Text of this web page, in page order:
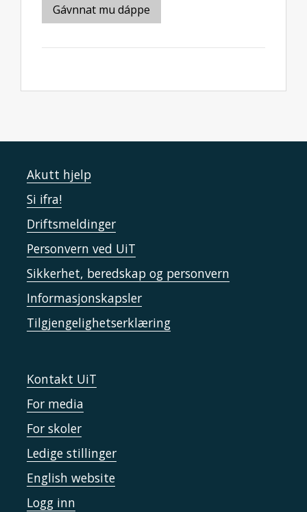
Gávnnat mu dáppe
Akutt hjelp
Si ifra!
Driftsmeldinger
Personvern ved UiT
Sikkerhet, beredskap og personvern
Informasjonskapsler
Tilgjengelighetserklæring
Kontakt UiT
For media
For skoler
Ledige stillinger
English website
Logg inn